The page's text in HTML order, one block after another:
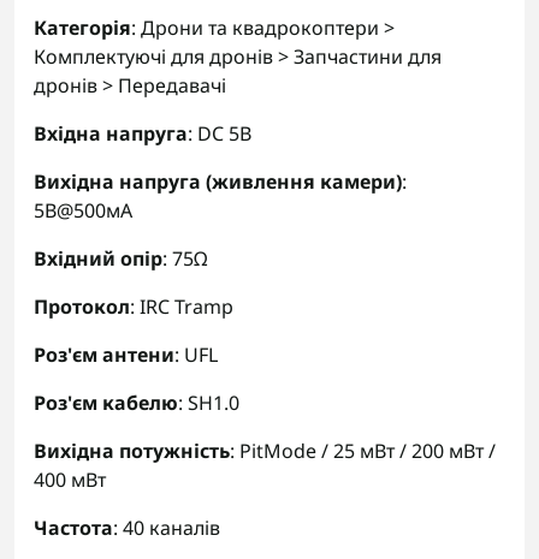
Категорія: Дрони та квадрокоптери >
Комплектуючі для дронів > Запчастини для
дронів > Передавачі
Вхідна напруга: DC 5В
Вихідна напруга (живлення камери):
5В@500мА
Вхідний опір: 75Ω
Протокол: IRC Tramp
Роз'єм антени: UFL
Роз'єм кабелю: SH1.0
Вихідна потужність: PitMode / 25 мВт / 200 мВт /
400 мВт
Частота: 40 каналів